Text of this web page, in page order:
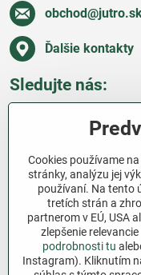
Ďalšie kontakty
Sledujte nás:
Všetko o nákupe
Ďakujeme za
Sme slovenský
vďaka vám –
lásku k pôde​.
Cookies používame
stránky, analýzu jej
používaní. Na tento
tretích strán a
partnerom v EÚ, USA
zlepšenie
podrobnosti tu
Instagram). Kliknutím